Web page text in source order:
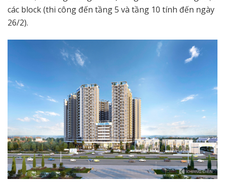
các block (thi công đến tầng 5 và tầng 10 tính đến ngày
26/2).